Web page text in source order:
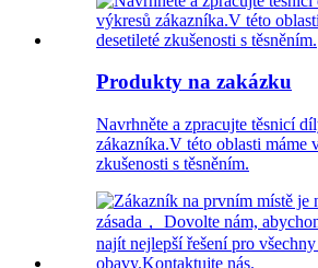
Produkty na zakázku
Navrhněte a zpracujte těsnicí
zákazníka.V této oblasti máme
zkušenosti s těsněním.